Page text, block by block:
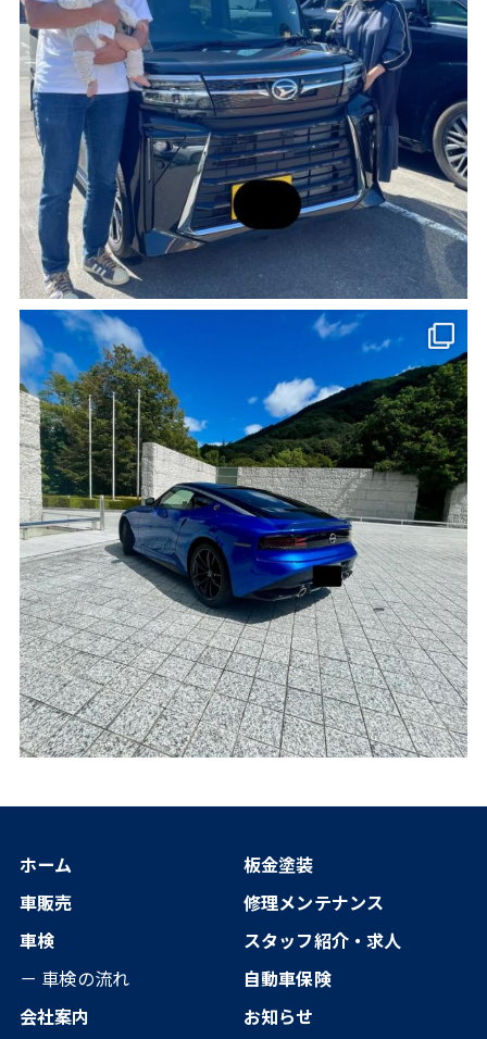
ホーム
車販売
車検
－ 車検の流れ
板金塗装
修理メンテナンス
スタッフ紹介・求人
自動車保険
会社案内
お知らせ